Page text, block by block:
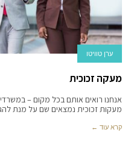
ערן טוויטו
מעקה זכוכית
אנחנו רואים אותם בכל מקום –
מעקות זכוכית נמצאים שם על מנת
קרא עוד ←